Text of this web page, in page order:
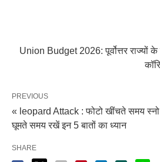
Union Budget 2026: पूर्वोत्तर राज्यों
PREVIOUS
« leopard Attack : फोटो खींचते समय
घूमते समय रखें इन 5 बातों का ध्यान
SHARE